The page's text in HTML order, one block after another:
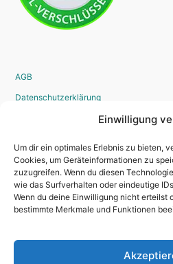
Einwilligung
Um dir ein optimales Erlebnis zu bieten,
Cookies, um Geräteinformationen zu
zuzugreifen. Wenn du diesen
wie das Surfverhalten oder eindeutige
Wenn du deine Einwilligung nicht erteilst
bestimmte Merkmale und Funktionen
AGB
Datenschutzerklärung
Impressum
Bestellvorgang